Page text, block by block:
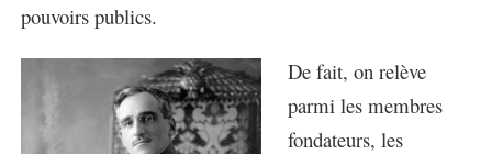
pouvoirs publics.
De fait, on relève
parmi les membres
fondateurs, les